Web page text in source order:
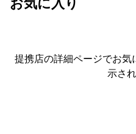
お気に入り
提携店の詳細ページでお気
示さ